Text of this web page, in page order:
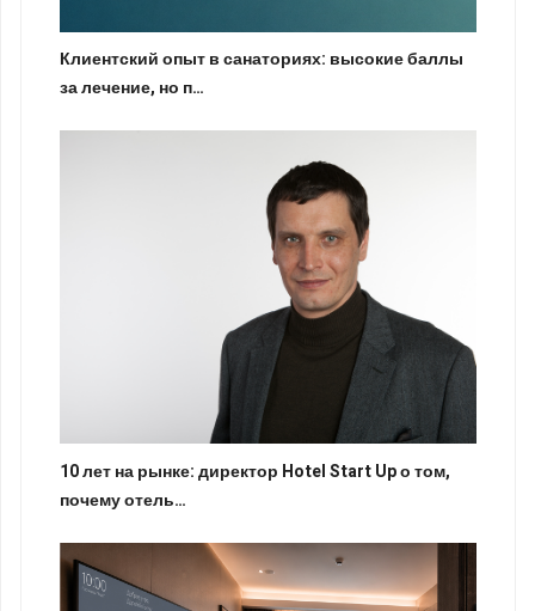
Клиентский опыт в санаториях: высокие баллы
за лечение, но п…
10 лет на рынке: директор Hotel Start Up о том,
почему отель…